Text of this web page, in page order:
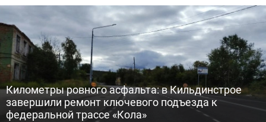
Километры ровного асфальта: в Кильдинстрое
завершили ремонт ключевого подъезда к
федеральной трассе «Кола»